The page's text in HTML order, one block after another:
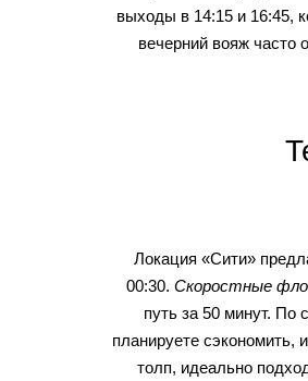
выходы в 14:15 и 16:45,
вечерний вояж часто
Локация «Сити»
00:30. Скоростные
путь за 50 минут. По
планируете сэкономить,
толп, идеально